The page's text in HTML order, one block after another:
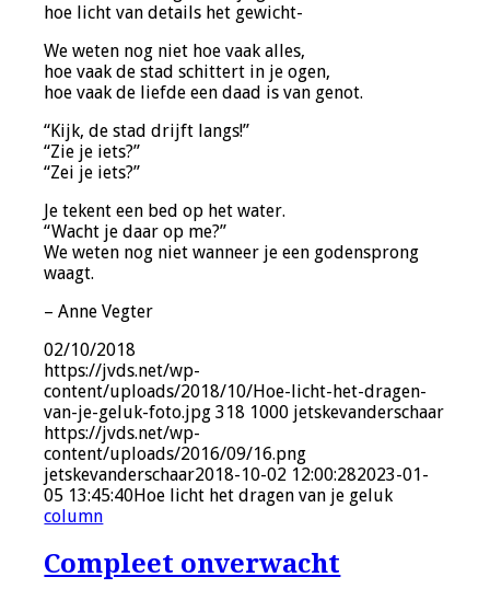
hoe licht van details het gewicht-
We weten nog niet hoe vaak alles,
hoe vaak de stad schittert in je ogen,
hoe vaak de liefde een daad is van genot.
“Kijk, de stad drijft langs!”
“Zie je iets?”
“Zei je iets?”
Je tekent een bed op het water.
“Wacht je daar op me?”
We weten nog niet wanneer je een godensprong
waagt.
– Anne Vegter
02/10/2018
https://jvds.net/wp-
content/uploads/2018/10/Hoe-licht-het-dragen-
van-je-geluk-foto.jpg 318 1000 jetskevanderschaar
https://jvds.net/wp-
content/uploads/2016/09/16.png
jetskevanderschaar2018-10-02 12:00:282023-01-
05 13:45:40Hoe licht het dragen van je geluk
column
Compleet onverwacht